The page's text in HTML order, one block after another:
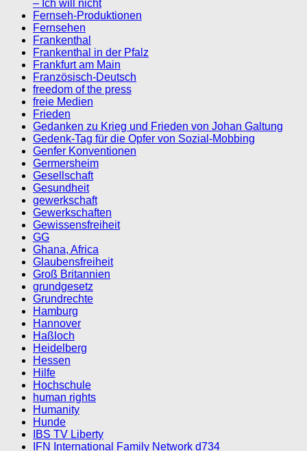
– Ich will nicht
Fernseh-Produktionen
Fernsehen
Frankenthal
Frankenthal in der Pfalz
Frankfurt am Main
Französisch-Deutsch
freedom of the press
freie Medien
Frieden
Gedanken zu Krieg und Frieden von Johan Galtung
Gedenk-Tag für die Opfer von Sozial-Mobbing
Genfer Konventionen
Germersheim
Gesellschaft
Gesundheit
gewerkschaft
Gewerkschaften
Gewissensfreiheit
GG
Ghana, Africa
Glaubensfreiheit
Groß Britannien
grundgesetz
Grundrechte
Hamburg
Hannover
Haßloch
Heidelberg
Hessen
Hilfe
Hochschule
human rights
Humanity
Hunde
IBS TV Liberty
IFN International Family Network d734